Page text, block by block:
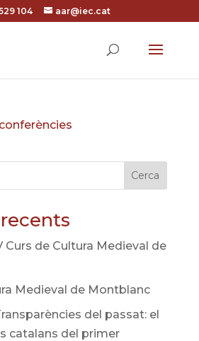
104 aar@iec.cat
Cerca
Curs de Cultura Medieval de
Medieval de Montblanc
del passat: el
catalans del primer